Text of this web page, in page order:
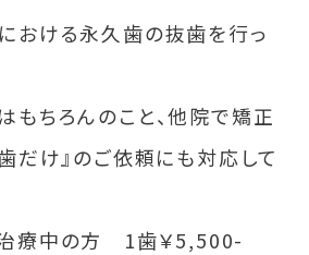
おける永久歯の抜歯を行っ
もちろんのこと、他院で矯正
だけ』のご依頼にも対応して
療中の方 1歯￥5,500-